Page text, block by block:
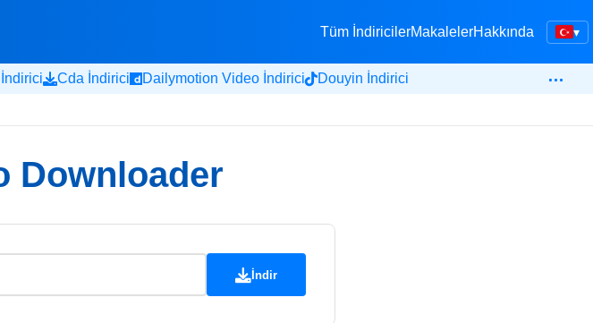
▾
Tüm İndiricilerMakalelerHakkında
Cda İndirici Dailymotion Video İndirici Douyin İndirici …
Downloader
İndir